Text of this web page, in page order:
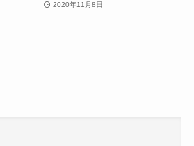
2020年11月8日